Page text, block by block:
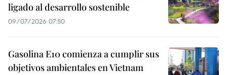
ligado al desarrollo sostenible
09/07/2026 07:50
Gasolina E10 comienza a cumplir sus
objetivos ambientales en Vietnam